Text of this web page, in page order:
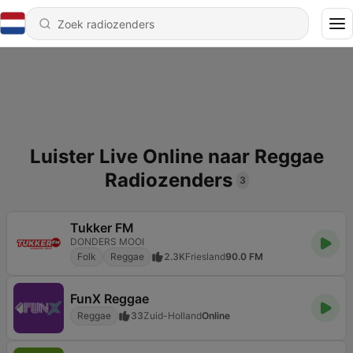
Luister Live Online naar Reggae
Radiozenders
3
Tukker FM
DONDERS MOOI
Folk
Reggae 2.3KFriesland90.0 FM
FunX Reggae
Reggae 33Zuid-HollandOnline